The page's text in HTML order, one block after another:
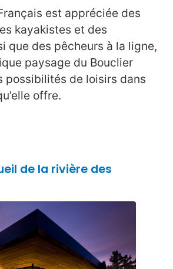
est appréciée des
kayakistes et des
que des pêcheurs à la ligne,
paysage du Bouclier
possibilités de loisirs dans
offre.
de la rivière des